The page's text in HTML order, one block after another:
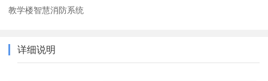
教学楼智慧消防系统
详细说明